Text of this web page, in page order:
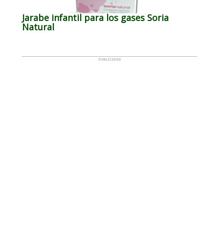
Jarabe infantil para los gases Soria
Natural